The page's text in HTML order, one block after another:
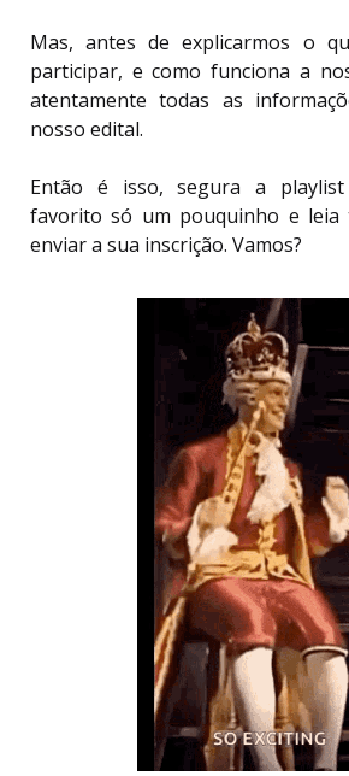
Mas, antes de explicarmos o
participar, e como funciona a
atentamente todas as
nosso edital.
Então é isso, segura a
favorito só um pouquinho e leia
enviar a sua inscrição. Vamos?